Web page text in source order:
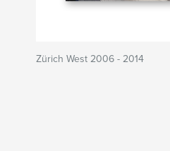
Zürich West 2006 - 2014